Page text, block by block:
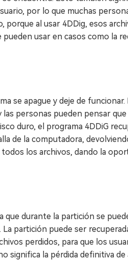
por lo que muchas
al usar 4DDig, esos
usar en casos como la
se apague y deje de funcionar.
personas pueden pensar
duro, el programa 4DDiG
de la computadora,
los archivos, dando la
que durante la partición se
partición puede ser
perdidos, para que los
significa la pérdida definitiva